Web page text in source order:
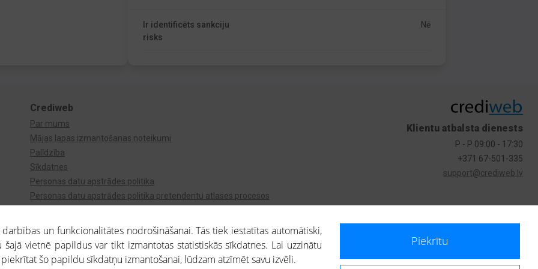
Ir identificēts sankciju
risks
Nē
Crediweb
Par mums
Mājas lapas izmantošanas noteikumi
Palīdzība
Sīkdatnes
Personas datu apstrādes politika
Personas datu apstrādes politika pretendentu atlases procesos
Klientu atbalsta dienests
P - P 09:00 - 17:30
+371 67-501-335
support@crediweb.lv
un funkcionalitātes nodrošināšanai. Tās tiek iestatītas automātiski,
vietnē papildus var tikt izmantotas statistiskās sīkdatnes. Lai uzzinātu
piekrītat šo papildu sīkdatņu izmantošanai, lūdzam atzīmēt savu izvēli.
Piekrītu